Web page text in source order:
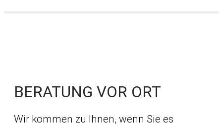
BERATUNG VOR ORT
Wir kommen zu Ihnen, wenn Sie es